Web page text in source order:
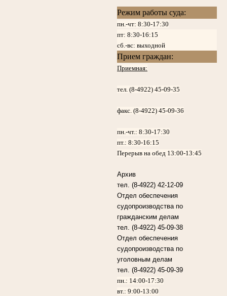
Режим работы суда:
пн.-чт: 8:30-17:30
пт: 8:30-16:15
сб.-вс: выходной
Прием граждан:
Приемная:
тел. (8-4922) 45-09-35
факс. (8-4922) 45-09-36
пн.-чт.:8:30-17:30
пт.:8:30-16:15
Перерыв на обед 13:00-13:45
Архив
тел. (8-4922) 42-12-09
Отдел обеспечения
судопроизводства по
гражданским делам
тел. (8-4922) 45-09-38
Отдел обеспечения
судопроизводства по
уголовным делам
тел. (8-4922) 45-09-39
пн.: 14:00-17:30
вт.: 9:00-13:00